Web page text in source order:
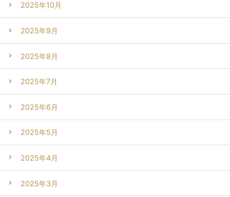
2025年10月
2025年9月
2025年8月
2025年7月
2025年6月
2025年5月
2025年4月
2025年3月